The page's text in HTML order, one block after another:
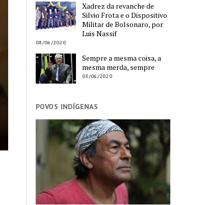
Xadrez da revanche de
Silvio Frota e o Dispositivo
Militar de Bolsonaro, por
Luis Nassif
08/06/2020
Sempre a mesma coisa, a
mesma merda, sempre
03/06/2020
POVOS INDÍGENAS